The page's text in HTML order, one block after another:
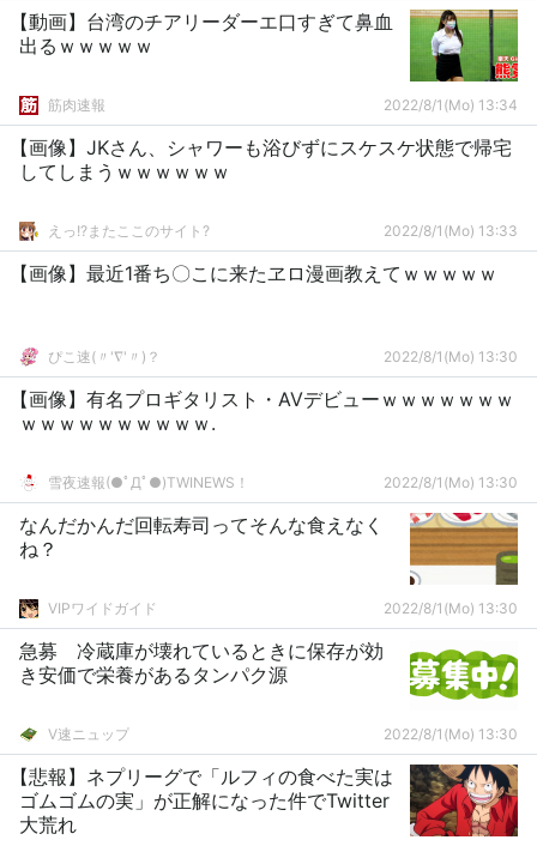
【動画】台湾のチアリーダーエ口すぎて鼻血
出るｗｗｗｗｗ
筋肉速報 2022/8/1(Mo) 13:34
【画像】JKさん、シャワーも浴びずにスケスケ状態で帰宅
してしまうｗｗｗｗｗｗ
えっ!?またここのサイト? 2022/8/1(Mo) 13:33
【画像】最近1番ち〇こに来たヱロ漫画教えてｗｗｗｗｗ
ぴこ速(〃'∇'〃)？ 2022/8/1(Mo) 13:30
【画像】有名プロギタリスト・AVデビューｗｗｗｗｗｗｗ
ｗｗｗｗｗｗｗｗｗｗ.
雪夜速報(●ﾟДﾟ●)TWINEWS！ 2022/8/1(Mo) 13:30
なんだかんだ回転寿司ってそんな食えなく
ね？
VIPワイドガイド 2022/8/1(Mo) 13:30
急募 冷蔵庫が壊れているときに保存が効
き安価で栄養があるタンパク源
V速ニュップ 2022/8/1(Mo) 13:30
【悲報】ネプリーグで「ルフィの食べた実は
ゴムゴムの実」が正解になった件でTwitter
大荒れ